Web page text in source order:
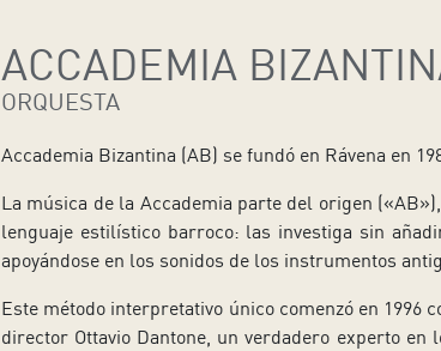
ACCADEMIA
ORQUESTA
Accademia Bizantina (AB) se fundó en Rávena en
La música de la Accademia parte del origen
lenguaje estilístico barroco: las investiga sin
apoyándose en los sonidos de los instrumentos
Este método interpretativo único comenzó en 1996
director Ottavio Dantone, un verdadero experto en